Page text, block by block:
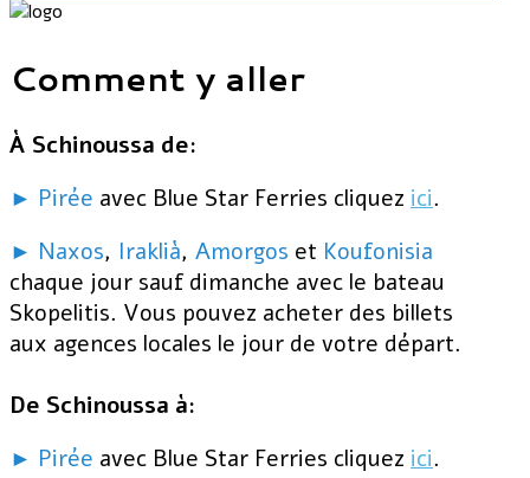
Comment y aller
À Schinoussa de:
► Pirée avec Blue Star Ferries cliquez ici.
► Naxos, Iraklià, Amorgos et Koufonisia
chaque jour sauf dimanche avec le bateau
Skopelitis. Vous pouvez acheter des billets
aux agences locales le jour de votre départ.
De Schinoussa à:
► Pirée avec Blue Star Ferries cliquez ici.